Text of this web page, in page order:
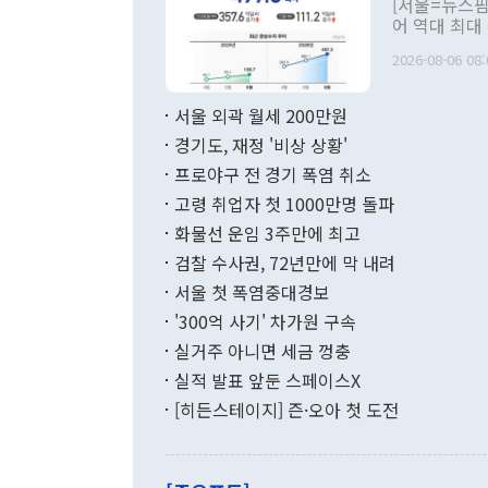
관 부처 장
관의 무리한
다. [정동영 통일부 장관이 지난달 23일 오후 서울 종로구 정부서울청사에
무너졌다고
함께 4자 대
"우리의 선
관은 업무
어 역대 최
료=한국은행] 한국은행이 6일 발표한 '2026년 6월 국제수지(잠정)'
며 월간 기
196.9% 급
수출은
기록했지만
로 전환됐다.
는 배당수입
2026-08-06
서울 외곽 월세 200만원
경기도, 재정 '비상 상황'
프로야구 전 경기 폭염 취소
고령 취업자 첫 1000만명 돌파
화물선 운임 3주만에 최고
검찰 수사권, 72년만에 막 내려
서울 첫 폭염중대경보
'300억 사기' 차가원 구속
실거주 아니면 세금 껑충
실적 발표 앞둔 스페이스X
[히든스테이지] 즌·오아 첫 도전